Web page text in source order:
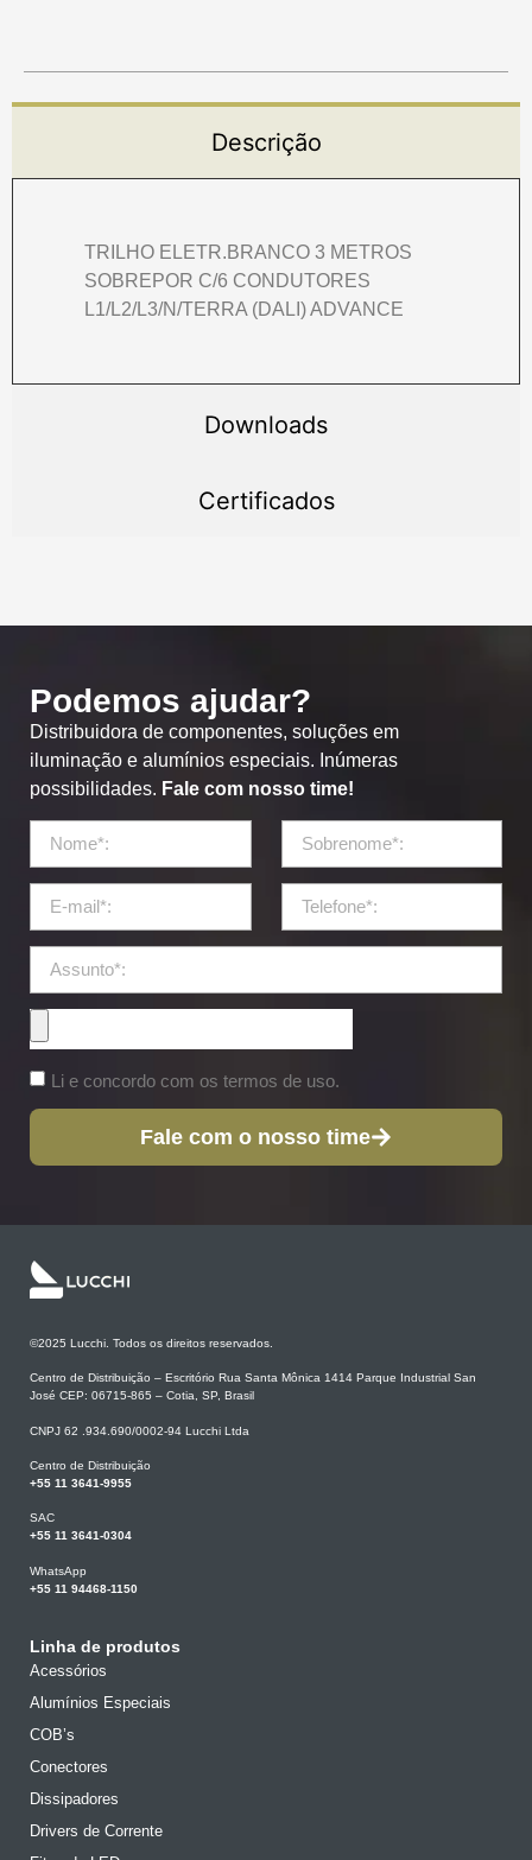
Descrição
Downloads
Certificados
TRILHO ELETR.BRANCO 3 METROS
SOBREPOR C/6 CONDUTORES
L1/L2/L3/N/TERRA (DALI) ADVANCE
Podemos ajudar?
Distribuidora de componentes, soluções em
iluminação e alumínios especiais. Inúmeras
possibilidades. Fale com nosso time!
Li e concordo com os termos de uso.
Fale com o nosso time
©2025 Lucchi. Todos os direitos reservados.
Centro de Distribuição – Escritório Rua Santa Mônica 1414 Parque Industrial San
José CEP: 06715-865 – Cotia, SP, Brasil
CNPJ 62 .934.690/0002-94 Lucchi Ltda
Centro de Distribuição
+55 11 3641-9955
SAC
+55 11 3641-0304
WhatsApp
+55 11 94468-1150
Linha de produtos
Acessórios
Alumínios Especiais
COB’s
Conectores
Dissipadores
Drivers de Corrente